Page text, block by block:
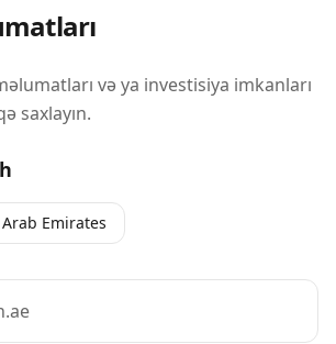
və ya investisiya imkanları
saxlayın.
Emirates